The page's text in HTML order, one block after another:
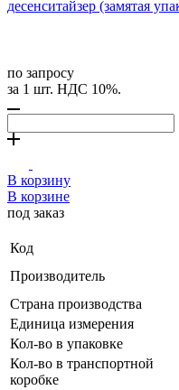
по запросу
за 1 шт. НДС 10%.
В корзину
В корзине
под заказ
Код
Производитель
Страна производства
Единица измерения
Кол-во в упаковке
Кол-во в транспортной
коробке